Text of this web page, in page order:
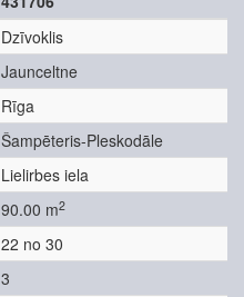
Dzīvoklis
Jaunceltne
Rīga
Šampēteris-Pleskodāle
Lielirbes iela
90.00 m2
22 no 30
3